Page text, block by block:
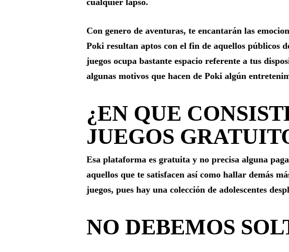
cualquier lapso.
Con genero de aventuras, te encantarán las
Poki resultan aptos con el fin de aquellos públicos
juegos ocupa bastante espacio referente a tus
algunas motivos que hacen de Poki algún
¿EN QUE
JUEGOS
Esa plataforma es gratuita y no precisa alguna
aquellos que te satisfacen así­ como hallar demás
juegos, pues hay una colección de adolescentes
NO DEBEMOS